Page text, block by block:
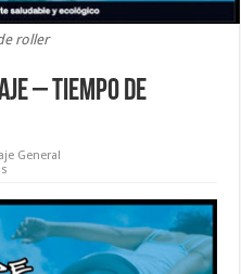
roller
– Tiempo de
General